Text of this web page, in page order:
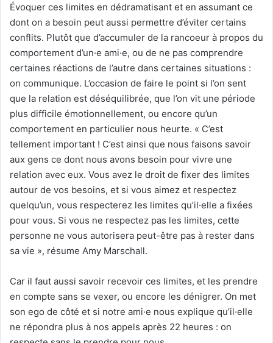
Évoquer ces limites en dédramatisant et en assumant ce
dont on a besoin peut aussi permettre d’éviter certains
conflits. Plutôt que d’accumuler de la rancoeur à propos du
comportement d’un·e ami·e, ou de ne pas comprendre
certaines réactions de l’autre dans certaines situations :
on communique. L’occasion de faire le point si l’on sent
que la relation est déséquilibrée, que l’on vit une période
plus difficile émotionnellement, ou encore qu’un
comportement en particulier nous heurte. « C’est
tellement important ! C’est ainsi que nous faisons savoir
aux gens ce dont nous avons besoin pour vivre une
relation avec eux. Vous avez le droit de fixer des limites
autour de vos besoins, et si vous aimez et respectez
quelqu’un, vous respecterez les limites qu’il·elle a fixées
pour vous. Si vous ne respectez pas les limites, cette
personne ne vous autorisera peut-être pas à rester dans
sa vie », résume Amy Marschall.
Car il faut aussi savoir recevoir ces limites, et les prendre
en compte sans se vexer, ou encore les dénigrer. On met
son ego de côté et si notre ami·e nous explique qu’il·elle
ne répondra plus à nos appels après 22 heures : on